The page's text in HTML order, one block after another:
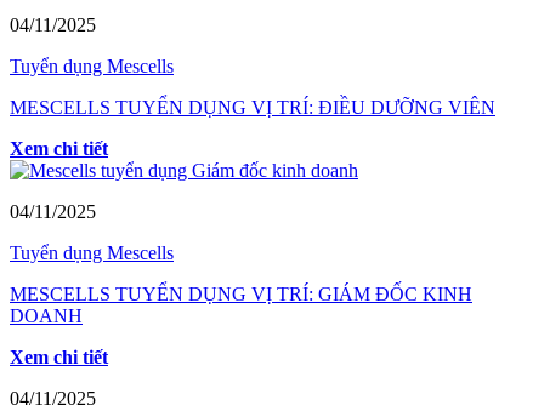
04/11/2025
Tuyển dụng Mescells
MESCELLS TUYỂN DỤNG VỊ TRÍ: ĐIỀU DƯỠNG VIÊN
Xem chi tiết
04/11/2025
Tuyển dụng Mescells
MESCELLS TUYỂN DỤNG VỊ TRÍ: GIÁM ĐỐC KINH
DOANH
Xem chi tiết
04/11/2025